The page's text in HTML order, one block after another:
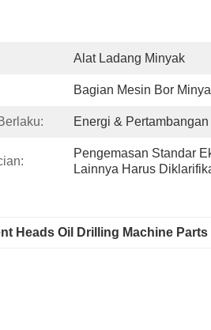
Alat Ladang Minyak
Bagian Mesin Bor
Energi & Pertambangan
Pengemasan Standar
Lainnya Harus
Heads Oil Drilling Machine Parts